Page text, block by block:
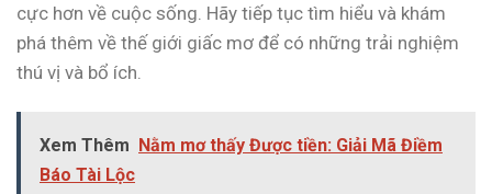
cực hơn về cuộc sống. Hãy tiếp tục tìm hiểu và khám
phá thêm về thế giới giấc mơ để có những trải nghiệm
thú vị và bổ ích.
Xem Thêm Nằm mơ thấy Được tiền: Giải Mã Điềm
Báo Tài Lộc